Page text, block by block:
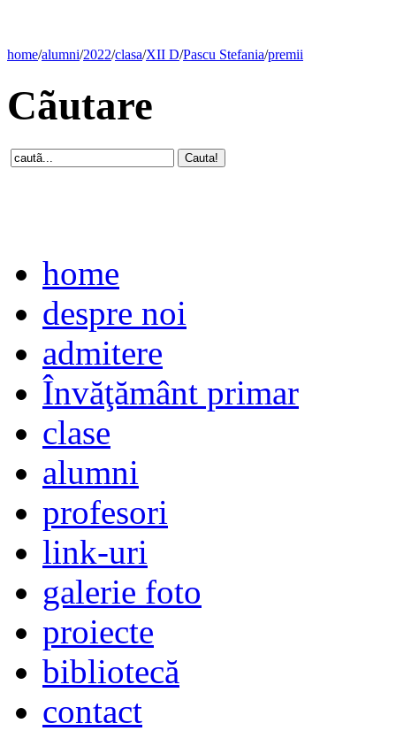
home/alumni/2022/clasa/XII D/Pascu Stefania/premii
Cãutare
home
despre noi
admitere
Învăţământ primar
clase
alumni
profesori
link-uri
galerie foto
proiecte
bibliotecă
contact